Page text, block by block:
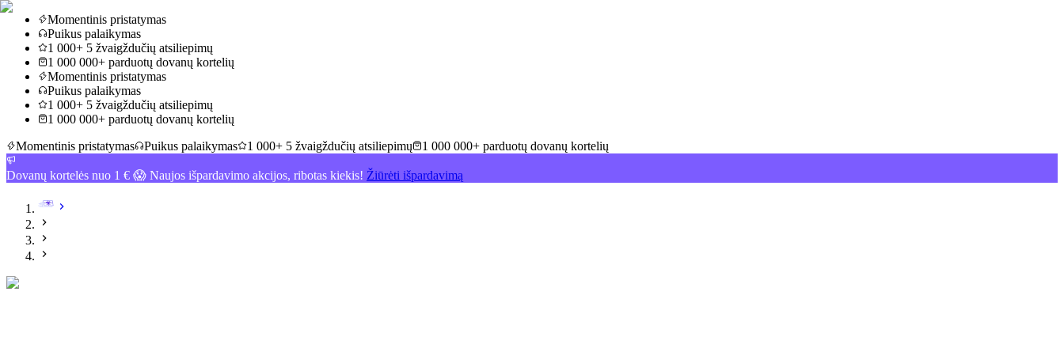
Momentinis pristatymas
Puikus palaikymas
1 000+ 5 žvaigždučių atsiliepimų
1 000 000+ parduotų dovanų kortelių
Momentinis pristatymas
Puikus palaikymas
1 000+ 5 žvaigždučių atsiliepimų
1 000 000+ parduotų dovanų kortelių
Momentinis pristatymas
Puikus palaikymas 1 000+ 5 žvaigždučių atsiliepimų 1 000 000+ parduotų dovanų kortelių
Dovanų kortelės nuo 1 € 😱 Naujos išpardavimo akcijos, ribotas kiekis! Žiūrėti išpardavimą